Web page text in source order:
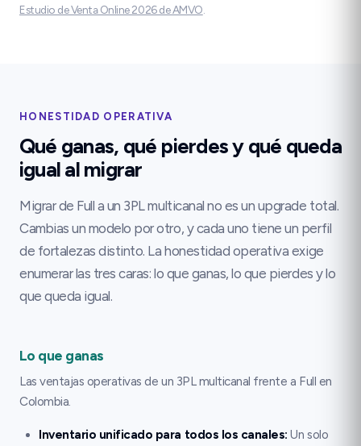
Estudio de Venta Online 2026 de AMVO
HONESTIDAD OPERATIVA
Qué ganas, qué pierdes y qué queda
igual al migrar
Migrar de Full a un 3PL multicanal no es un upgrade total.
Cambias un modelo por otro, y cada uno tiene un perfil
de fortalezas distinto. La honestidad operativa exige
enumerar las tres caras: lo que ganas, lo que pierdes y lo
que queda igual.
Lo que ganas
Las ventajas operativas de un 3PL multicanal frente a Full en
Colombia.
Inventario unificado para todos los canales: Un solo